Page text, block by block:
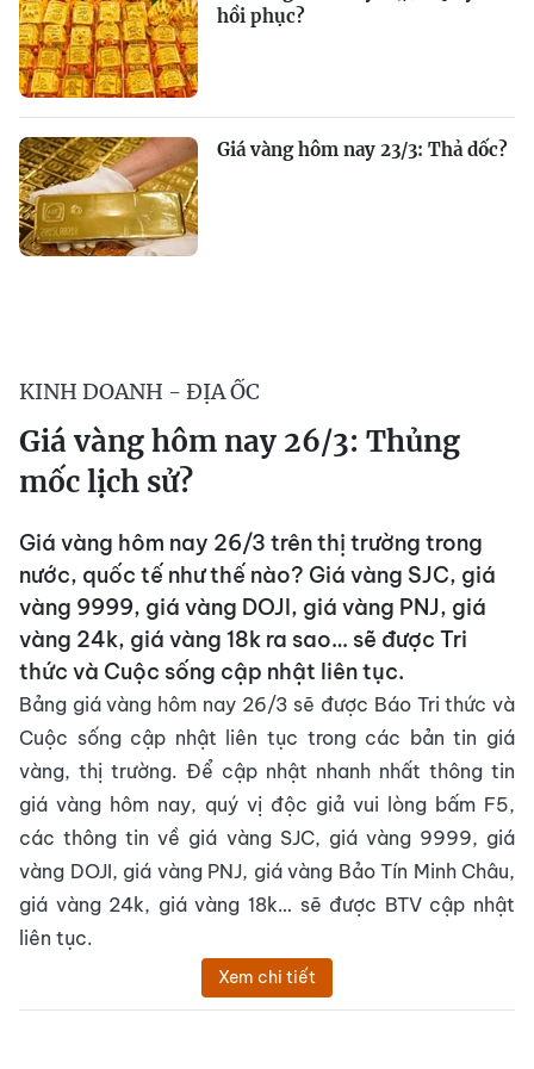
hồi phục?
Giá vàng hôm nay 23/3: Thả dốc?
KINH DOANH - ĐỊA ỐC
Giá vàng hôm nay 26/3: Thủng
mốc lịch sử?
Giá vàng hôm nay 26/3 trên thị trường trong
nước, quốc tế như thế nào? Giá vàng SJC, giá
vàng 9999, giá vàng DOJI, giá vàng PNJ, giá
vàng 24k, giá vàng 18k ra sao… sẽ được Tri
thức và Cuộc sống cập nhật liên tục.
Bảng giá vàng hôm nay 26/3 sẽ được Báo Tri thức và
Cuộc sống cập nhật liên tục trong các bản tin giá
vàng, thị trường. Để cập nhật nhanh nhất thông tin
giá vàng hôm nay, quý vị độc giả vui lòng bấm F5,
các thông tin về giá vàng SJC, giá vàng 9999, giá
vàng DOJI, giá vàng PNJ, giá vàng Bảo Tín Minh Châu,
giá vàng 24k, giá vàng 18k… sẽ được BTV cập nhật
liên tục.
Xem chi tiết